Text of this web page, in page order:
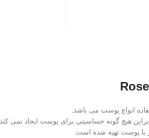
هیچ گونه حساسیتی برای پوست ایجاد نمی کند.
با پوست تهیه شده است.